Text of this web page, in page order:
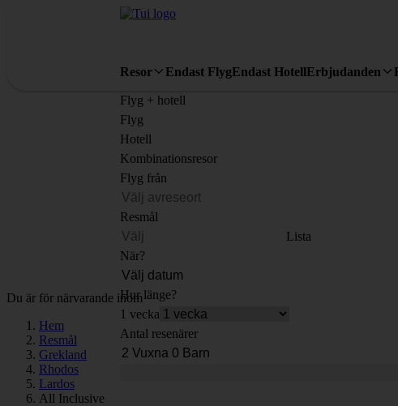
Resor Endast FlygEndast HotellErbjudanden
Flyg + hotell
Flyg
Hotell
Kombinationsresor
Flyg från
Resmål
Lista
När?
Hur länge?
1 vecka
Antal resenärer
Du är för närvarande inom
Hem
Resmål
Grekland
Rhodos
Lardos
All Inclusive